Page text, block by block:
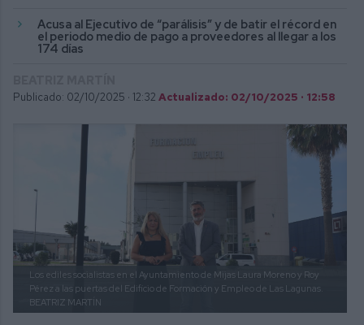
Acusa al Ejecutivo de “parálisis” y de batir el récord en
el periodo medio de pago a proveedores al llegar a los
174 días
Publicado: 02/10/2025 · 12:32 Actualizado: 02/10/2025 · 12:58
Los ediles socialistas en el Ayuntamiento de Mijas Laura Moreno y Roy
Pérez a las puertas del Edificio de Formación y Empleo de Las Lagunas.
BEATRIZ MARTÍN